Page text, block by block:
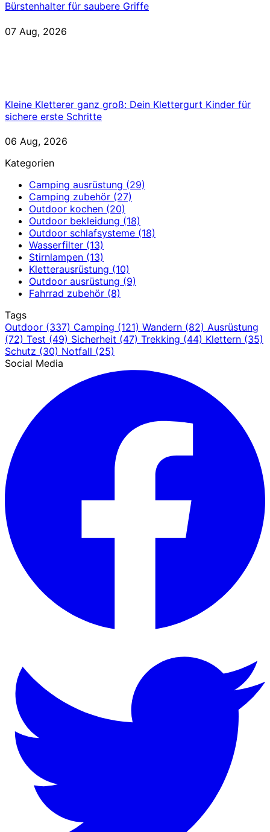
Bürstenhalter für saubere Griffe
07 Aug, 2026
Kleine Kletterer ganz groß: Dein Klettergurt Kinder für
sichere erste Schritte
06 Aug, 2026
Kategorien
Camping ausrüstung (29)
Camping zubehör (27)
Outdoor kochen (20)
Outdoor bekleidung (18)
Outdoor schlafsysteme (18)
Wasserfilter (13)
Stirnlampen (13)
Kletterausrüstung (10)
Outdoor ausrüstung (9)
Fahrrad zubehör (8)
Tags
Outdoor (337) Camping (121) Wandern (82) Ausrüstung
(72) Test (49) Sicherheit (47) Trekking (44) Klettern (35)
Schutz (30) Notfall (25)
Social Media